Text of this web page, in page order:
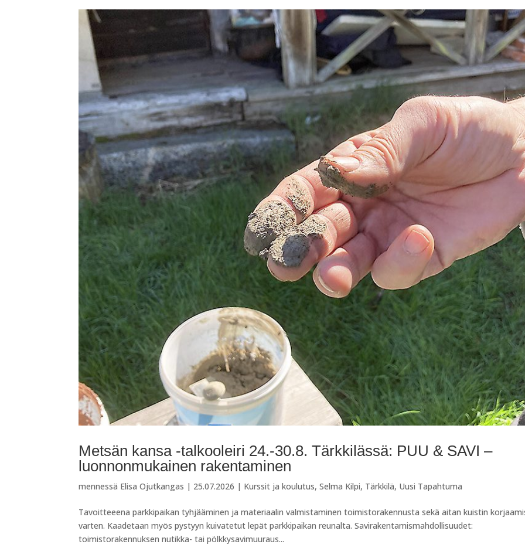
Metsän kansa -talkooleiri 24.-30.8. Tärkkilässä: PUU & SAVI –
luonnonmukainen rakentaminen
mennessä Elisa Ojutkangas | 25.07.2026 | Kurssit ja koulutus,Selma Kilpi, Tärkkilä, Uusi Tapahtuma
Tavoitteeena parkkipaikan tyhjääminen ja materiaalin valmistaminen toimistorakennusta sekä aitan kuistin
varten. Kaadetaan myös pystyyn kuivatetut lepät parkkipaikan reunalta. Savirakentamismahdollisuudet:
toimistorakennuksen nutikka- tai pölkkysavimuuraus...